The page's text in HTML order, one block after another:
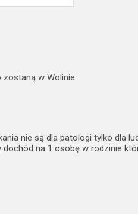
zostaną w Wolinie.
nie są dla patologi tylko dla
dochód na 1 osobę w rodzinie